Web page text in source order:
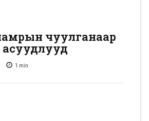
чуулганаар
1 min